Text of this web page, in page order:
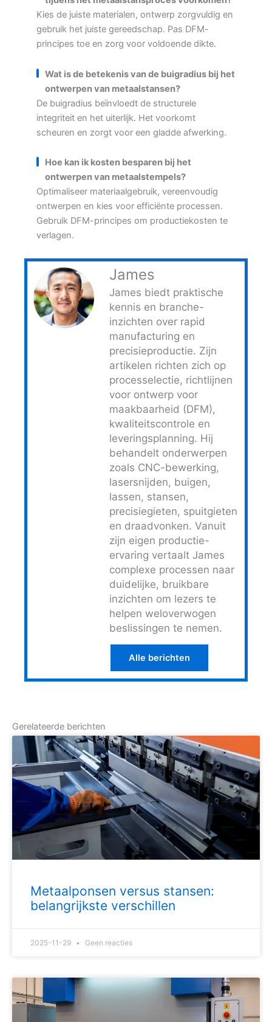
Kies de juiste materialen, ontwerp zorgvuldig en
gebruik het juiste gereedschap. Pas DFM-
principes toe en zorg voor voldoende dikte.
Wat is de betekenis van de buigradius bij het
ontwerpen van metaalstansen?
De buigradius beïnvloedt de structurele
integriteit en het uiterlijk. Het voorkomt
scheuren en zorgt voor een gladde afwerking.
Hoe kan ik kosten besparen bij het
ontwerpen van metaalstempels?
Optimaliseer materiaalgebruik, vereenvoudig
ontwerpen en kies voor efficiënte processen.
Gebruik DFM-principes om productiekosten te
verlagen.
James
James biedt praktische
kennis en branche-
inzichten over rapid
manufacturing en
precisieproductie. Zijn
artikelen richten zich op
processelectie, richtlijnen
voor ontwerp voor
maakbaarheid (DFM),
kwaliteitscontrole en
leveringsplanning. Hij
behandelt onderwerpen
zoals CNC-bewerking,
lasersnijden, buigen,
lassen, stansen,
precisiegieten, spuitgieten
en draadvonken. Vanuit
zijn eigen productie-
ervaring vertaalt James
complexe processen naar
duidelijke, bruikbare
inzichten om lezers te
helpen weloverwogen
beslissingen te nemen.
Alle berichten
Gerelateerde berichten
Metaalponsen versus stansen:
belangrijkste verschillen
2025-11-29 Geen reacties